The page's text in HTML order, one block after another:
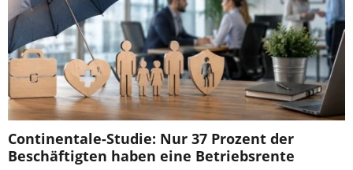
Continentale-Studie: Nur 37 Prozent der
Beschäftigten haben eine Betriebsrente